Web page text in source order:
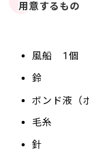
用意するもの
風船 1個
鈴
ボンド液（
毛糸
針